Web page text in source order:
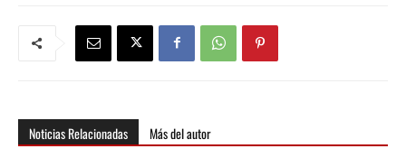
Noticias Relacionadas Más del autor